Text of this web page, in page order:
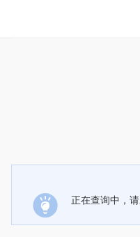
正在查询中，